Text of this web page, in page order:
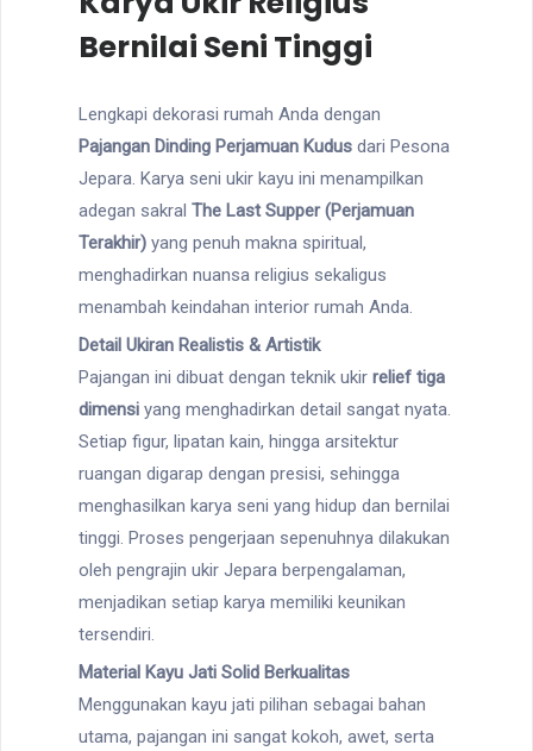
Bernilai Seni Tinggi
Lengkapi dekorasi rumah Anda dengan
Pajangan Dinding Perjamuan Kudus dari Pesona
Jepara. Karya seni ukir kayu ini menampilkan
adegan sakral The Last Supper (Perjamuan
Terakhir) yang penuh makna spiritual,
menghadirkan nuansa religius sekaligus
menambah keindahan interior rumah Anda.
Detail Ukiran Realistis & Artistik
Pajangan ini dibuat dengan teknik ukir relief tiga
dimensi yang menghadirkan detail sangat nyata.
Setiap figur, lipatan kain, hingga arsitektur
ruangan digarap dengan presisi, sehingga
menghasilkan karya seni yang hidup dan bernilai
tinggi. Proses pengerjaan sepenuhnya dilakukan
oleh pengrajin ukir Jepara berpengalaman,
menjadikan setiap karya memiliki keunikan
tersendiri.
Material Kayu Jati Solid Berkualitas
Menggunakan kayu jati pilihan sebagai bahan
utama, pajangan ini sangat kokoh, awet, serta